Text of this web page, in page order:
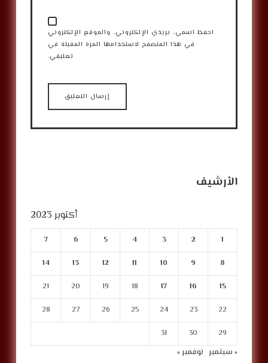
احفظ اسمي، بريدي الإلكتروني، والموقع الإلكتروني
في هذا المتصفح لاستخدامها المرة المقبلة في
تعليقي.
الأرشيف
أكتوبر 2023
1
2
3
4
5
6
7
8
9
10
11
12
13
14
15
16
17
18
19
20
21
22
23
24
25
26
27
28
29
30
31
« سبتمبر نوفمبر »